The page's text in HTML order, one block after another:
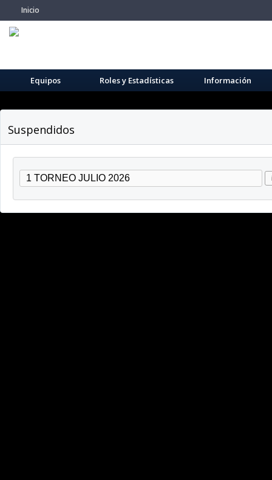
Inicio
Equipos Roles y Estadísticas Información
Suspendidos